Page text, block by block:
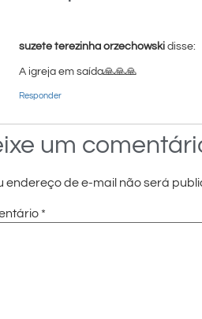
suzete terezinha orzechowski disse:
A igreja em saída🙏🙏🙏
Responder
um
endereço de e-mail não será
*